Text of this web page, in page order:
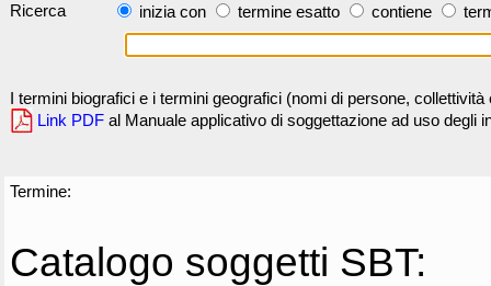
Ricerca inizia con termine esatto contiene
I termini biografici e i termini geografici (nomi di persone,
Link PDF al Manuale applicativo di soggettazione ad uso degli
Termine:
Catalogo soggetti SBT: